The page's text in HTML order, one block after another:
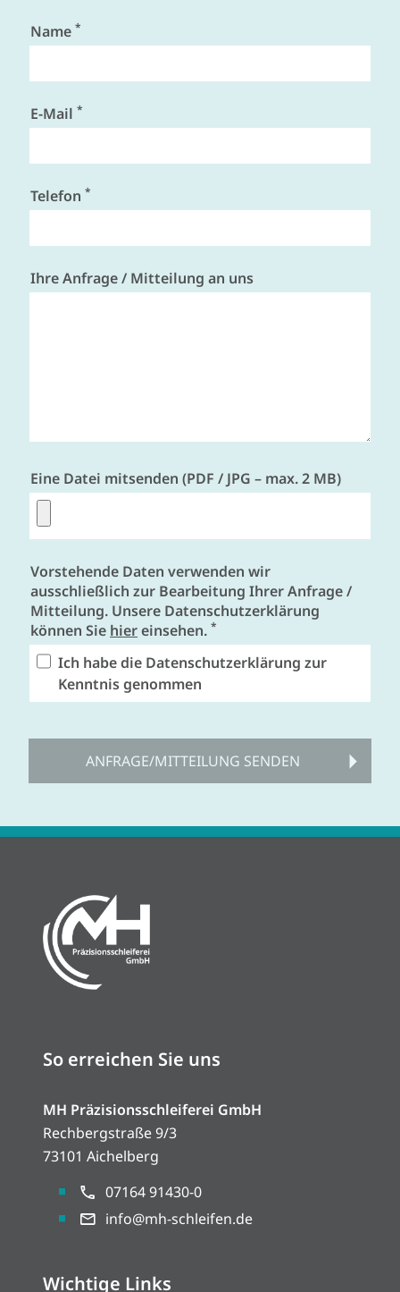
Name *
E-Mail *
Telefon *
Ihre Anfrage / Mitteilung an uns
Eine Datei mitsenden (PDF / JPG – max. 2 MB)
Vorstehende Daten verwenden wir
ausschließlich zur Bearbeitung Ihrer Anfrage /
Mitteilung. Unsere Datenschutzerklärung
können Sie hiereinsehen. *
Ich habe die Datenschutzerklärung zur
Kenntnis genommen
ANFRAGE/MITTEILUNG SENDEN
So erreichen Sie uns
MH Präzisionsschleiferei GmbH
Rechbergstraße 9/3
73101 Aichelberg
07164 91430-0
info@mh-schleifen.de
Wichtige Links